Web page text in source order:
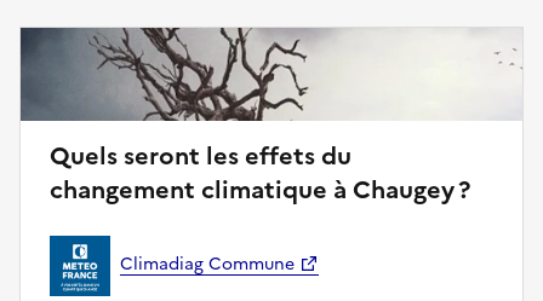
Quels seront les effets du
changement climatique à Chaugey ?
Climadiag Commune